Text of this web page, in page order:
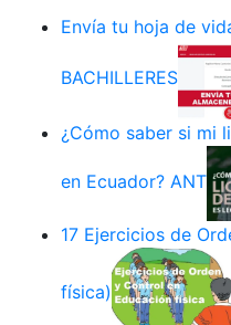
Envía tu hoja de
BACHILLERES
¿Cómo saber si mi
en Ecuador? ANT
17 Ejercicios de
física)